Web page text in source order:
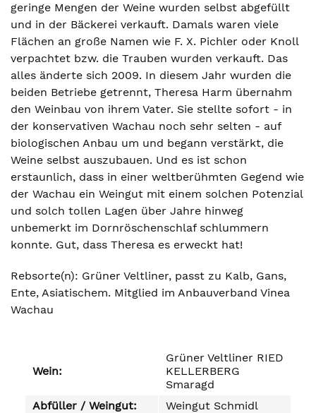
geringe Mengen der Weine wurden selbst abgefüllt
und in der Bäckerei verkauft. Damals waren viele
Flächen an große Namen wie F. X. Pichler oder Knoll
verpachtet bzw. die Trauben wurden verkauft. Das
alles änderte sich 2009. In diesem Jahr wurden die
beiden Betriebe getrennt, Theresa Harm übernahm
den Weinbau von ihrem Vater. Sie stellte sofort - in
der konservativen Wachau noch sehr selten - auf
biologischen Anbau um und begann verstärkt, die
Weine selbst auszubauen. Und es ist schon
erstaunlich, dass in einer weltberühmten Gegend wie
der Wachau ein Weingut mit einem solchen Potenzial
und solch tollen Lagen über Jahre hinweg
unbemerkt im Dornröschenschlaf schlummern
konnte. Gut, dass Theresa es erweckt hat!
Rebsorte(n): Grüner Veltliner, passt zu Kalb, Gans,
Ente, Asiatischem. Mitglied im Anbauverband Vinea
Wachau
Wein:
Grüner Veltliner RIED
KELLERBERG
Smaragd
Abfüller / Weingut:
Weingut Schmidl